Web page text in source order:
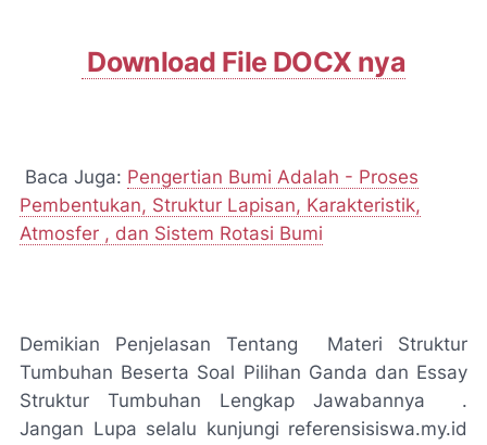
Download File DOCX nya
Baca Juga: Pengertian Bumi Adalah - Proses
Pembentukan, Struktur Lapisan, Karakteristik,
Atmosfer , dan Sistem Rotasi Bumi
Demikian Penjelasan Tentang Materi Struktur
Tumbuhan Beserta Soal Pilihan Ganda dan Essay
Struktur Tumbuhan Lengkap Jawabannya .
Jangan Lupa selalu kunjungi referensisiswa.my.id